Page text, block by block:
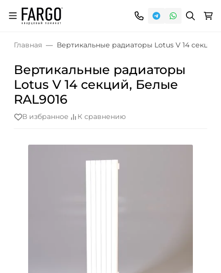
Главная Вертикальные радиаторы Lotus V 14
Вертикальные радиаторы
Lotus V 14 секций, Белые
RAL9016
В избранное К сравнению